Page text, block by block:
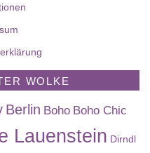
WOLKE
Berlin Boho Boho Chic
Lauenstein Dirndl